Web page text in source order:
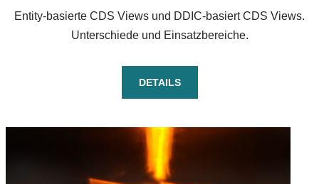
Entity-basierte CDS Views und DDIC-basiert CDS Views.
Unterschiede und Einsatzbereiche.
DETAILS